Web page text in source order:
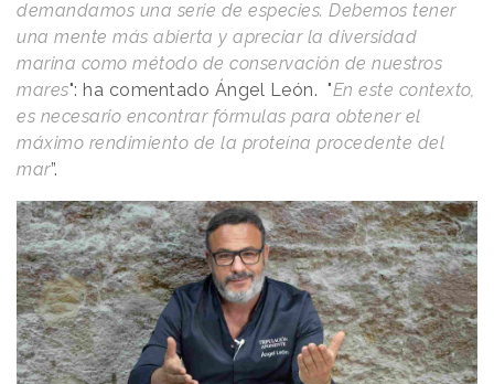
demandamos una serie de especies. Debemos tener
una mente más abierta y apreciar la diversidad
marina como método de conservación de nuestros
mares": ha comentado Ángel León. "En este contexto,
es necesario encontrar fórmulas para obtener el
máximo rendimiento de la proteína procedente del
mar”.